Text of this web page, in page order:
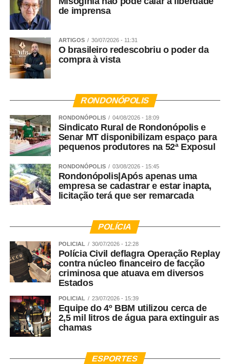
WhatsApp
Facebook
Twitter
Messenger
LinkedIn
de imprensa
ARTIGOS 30/07/2026 - 11:31
O brasileiro redescobriu o poder da
compra à vista
RONDONÓPOLIS
RONDONÓPOLIS 04/08/2026 - 18:09
Sindicato Rural de Rondonópolis e
Senar MT disponibilizam espaço para
pequenos produtores na 52ª Exposul
RONDONÓPOLIS 03/08/2026 - 15:45
Rondonópolis|Após apenas uma
empresa se cadastrar e estar inapta,
licitação terá que ser remarcada
POLÍCIA
POLICIAL 30/07/2026 - 12:28
Polícia Civil deflagra Operação Replay
contra núcleo financeiro de facção
criminosa que atuava em diversos
Estados
POLICIAL 23/07/2026 - 15:39
Equipe do 4º BBM utilizou cerca de
2,5 mil litros de água para extinguir as
chamas
ESPORTES